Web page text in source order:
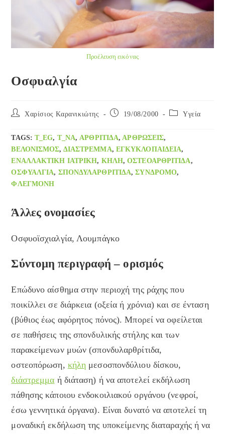
Προέλευση εικόνας
Οσφυαλγία
Post Χαρίσιος Καρανικιώτης
Post
19/08/2000
Post Yγεία
TAGS:T_EG, T_NA, ΑΡΘΡΊΤΙΔΑ, ΑΡΘΡΏΣΕΙΣ,
ΒΕΛΟΝΙΣΜΌΣ, ΔΙΑΣΤΡΕΜΜΑ, ΕΓΚΥΚΛΟΠΑΊΔΕΙΑ,
ΕΝΑΛΛΑΚΤΙΚΉ ΙΑΤΡΙΚΉ, ΚΉΛΗ, ΟΣΤΕΟΑΡΘΡΊΤΙΔΑ,
ΟΣΦΥΑΛΓΙΑ, ΣΠΟΝΔΥΛΑΡΘΡΊΤΙΔΑ, ΣΎΝΔΡΟΜΟ,
ΦΛΕΓΜΟΝΉ
Άλλες ονομασίες
Οσφυοϊσχιαλγία, Λουμπάγκο
Σύντομη περιγραφή – ορισμός
Επώδυνο αίσθημα στην περιοχή της ράχης που
ποικίλλει σε διάρκεια (οξεία ή χρόνια) και σε ένταση
(βύθιος έως αφόρητος πόνος). Μπορεί να οφείλεται
σε παθήσεις της σπονδυλικής στήλης και των
παρακείμενων μυών (σπονδυλαρθρίτιδα,
οστεοπόρωση, κήλη μεσοσπονδύλιου δίσκου,
διάστρεμμα ή διάταση) ή να αποτελεί εκδήλωση
πάθησης κάποιου ενδοκοιλιακού οργάνου (νεφροί,
έσω γεννητικά όργανα). Είναι δυνατό να αποτελεί τη
μοναδική εκδήλωση της υποκείμενης διαταραχής ή να